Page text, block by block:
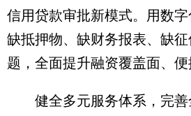
信用贷款审批新模式。用数
缺抵押物、缺财务报表、缺
题，全面提升融资覆盖面、便
健全多元服务体系，完善